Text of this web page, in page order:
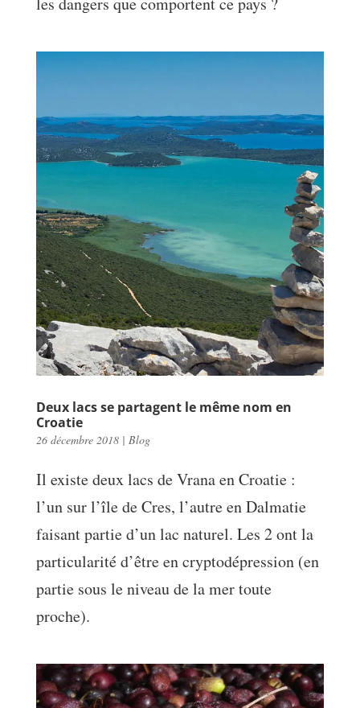
Deux lacs se partagent le même nom en
Croatie
26 décembre 2018| Blog
Il existe deux lacs de Vrana en Croatie :
l’un sur l’île de Cres, l’autre en Dalmatie
faisant partie d’un lac naturel. Les 2 ont la
particularité d’être en cryptodépression (en
partie sous le niveau de la mer toute
proche).